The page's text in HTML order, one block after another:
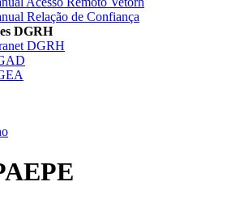
Relação de Confiança
DGRH
DGRH